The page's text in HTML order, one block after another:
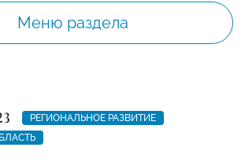
Меню раздела
РЕГИОНАЛЬНОЕ РАЗВИТИЕ